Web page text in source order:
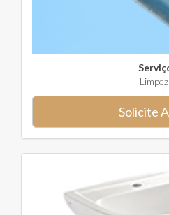
Solicite